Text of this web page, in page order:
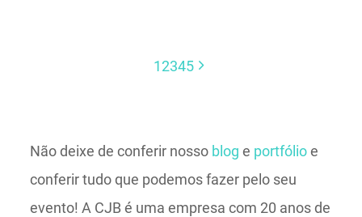
12345
Não deixe de conferir nosso blog e portfólioe
conferir tudo que podemos fazer pelo seu
evento! A CJB é uma empresa com 20 anos de